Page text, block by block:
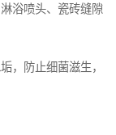
浴喷头、瓷砖缝隙
，防止细菌滋生，